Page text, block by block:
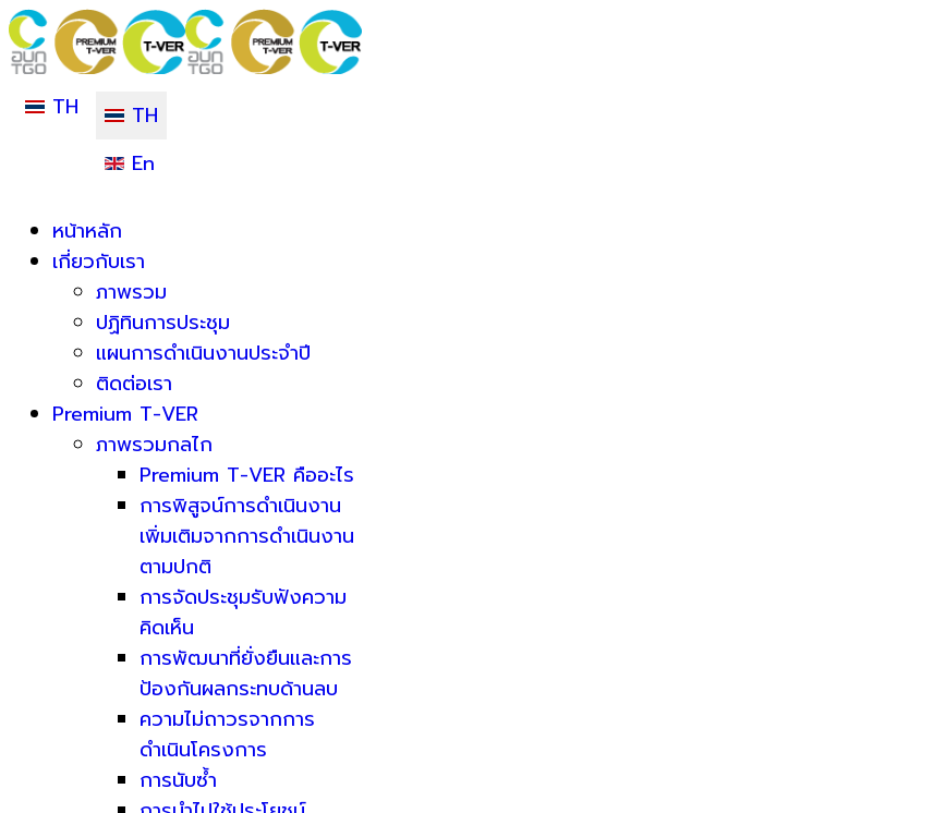
TH
TH
En
หน้าหลัก
เกี่ยวกับเรา
ภาพรวม
ปฏิทินการประชุม
แผนการดำเนินงานประจำปี
ติดต่อเรา
Premium T-VER
ภาพรวมกลไก
Premium T-VER คืออะไร
การพิสูจน์การดำเนินงาน
เพิ่มเติมจากการดำเนินงาน
ตามปกติ
การจัดประชุมรับฟังความ
คิดเห็น
การพัฒนาที่ยั่งยืนและการ
ป้องกันผลกระทบด้านลบ
ความไม่ถาวรจากการ
ดำเนินโครงการ
การนับซ้ำ